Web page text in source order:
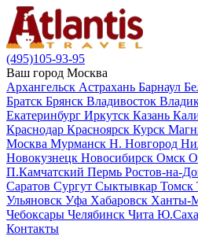
(495)105-93-95
Ваш город Москва
Архангельск Астрахань Барнаул
Братск Брянск Владивосток
Екатеринбург Иркутск Казань
Краснодар Красноярск Курск
Москва Мурманск Н. Новгород
Новокузнецк Новосибирск Омск
П.Камчатский Пермь Ростов-на-
Саратов Сургут Сыктывкар Томск
Ульяновск Уфа Хабаровск Ханты-
Чебоксары Челябинск Чита
Контакты